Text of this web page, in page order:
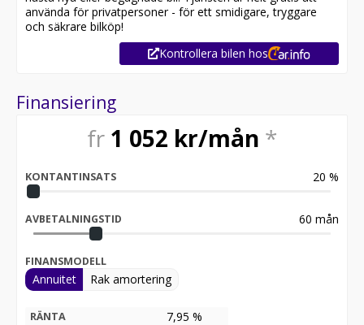
använda för privatpersoner - för ett smidigare, tryggare
och säkrare bilköp!
Kontrollera bilen hos
Finansiering
fr 1 052 kr/mån *
KONTANTINSATS 20 %
AVBETALNINGSTID 60 mån
FINANSMODELL
Annuitet Rak amortering
RÄNTA 7,95 %